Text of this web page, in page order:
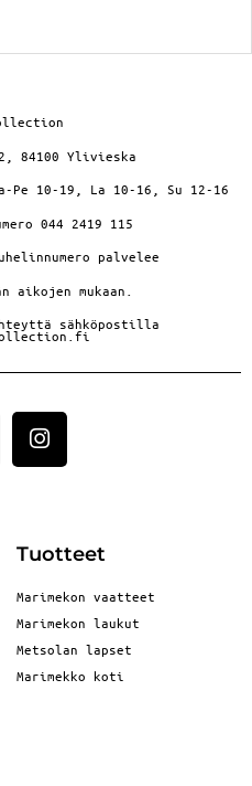
84100 Ylivieska
Pe 10-19, La 10-16, Su 12-16
044 2419 115
palvelee
aikojen mukaan.
sähköpostilla
Tuotteet
Marimekon vaatteet
Marimekon laukut
Metsolan lapset
Marimekko koti